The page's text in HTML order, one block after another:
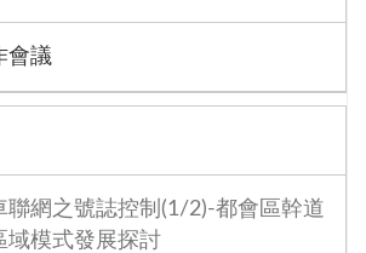
會議
聯網之號誌控制(1/2)-都會區幹道
域模式發展探討